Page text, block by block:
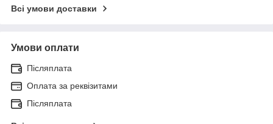
Всі умови доставки
Умови оплати
Післяплата
Оплата за реквізитами
Післяплата